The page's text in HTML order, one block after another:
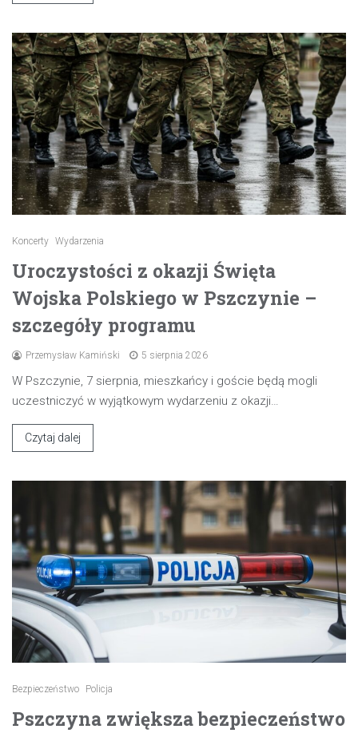
Koncerty Wydarzenia
Uroczystości z okazji Święta
Wojska Polskiego w Pszczynie –
szczegóły programu
Przemysław Kamiński 5 sierpnia 2026
W Pszczynie, 7 sierpnia, mieszkańcy i goście będą mogli
uczestniczyć w wyjątkowym wydarzeniu z okazji…
Czytaj dalej
Bezpieczeństwo Policja
Pszczyna zwiększa bezpieczeństwo